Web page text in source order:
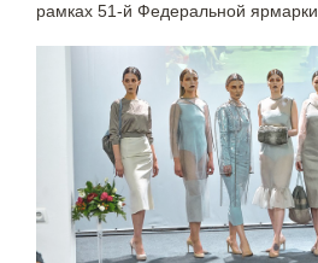
рамках 51-й Федеральной ярмарки